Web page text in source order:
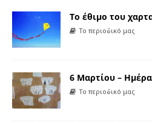
Το έθιμο του
Το περιοδικό μας
6 Μαρτίου –
Το περιοδικό μας